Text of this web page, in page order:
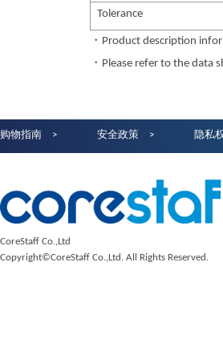
Tolerance
・Product description
・Please refer to the data
购物指南 安全政策 隐私
CoreStaff Co.,Ltd
Copyright©CoreStaff Co.,Ltd. All Rights Reserved.